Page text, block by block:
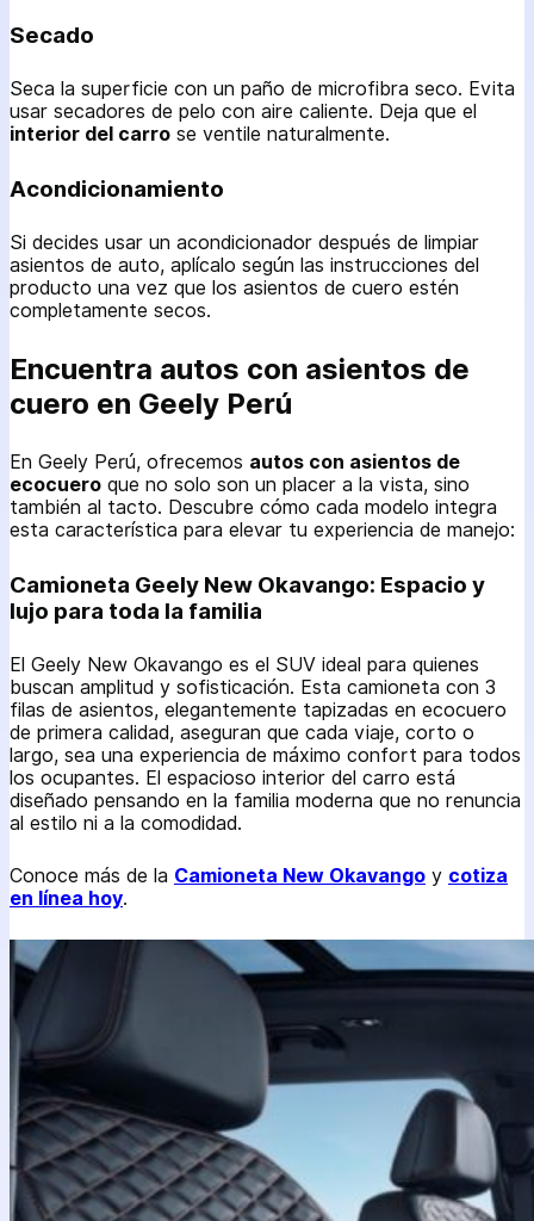
Secado
Seca la superficie con un paño de microfibra seco. Evita
usar secadores de pelo con aire caliente. Deja que el
interior del carro se ventile naturalmente.
Acondicionamiento
Si decides usar un acondicionador después de limpiar
asientos de auto, aplícalo según las instrucciones del
producto una vez que los asientos de cuero estén
completamente secos.
Encuentra autos con asientos de
cuero en Geely Perú
En Geely Perú, ofrecemos autos con asientos de
ecocuero que no solo son un placer a la vista, sino
también al tacto. Descubre cómo cada modelo integra
esta característica para elevar tu experiencia de manejo:
Camioneta Geely New Okavango: Espacio y
lujo para toda la familia
El Geely New Okavango es el SUV ideal para quienes
buscan amplitud y sofisticación. Esta camioneta con 3
filas de asientos, elegantemente tapizadas en ecocuero
de primera calidad, aseguran que cada viaje, corto o
largo, sea una experiencia de máximo confort para todos
los ocupantes. El espacioso interior del carro está
diseñado pensando en la familia moderna que no renuncia
al estilo ni a la comodidad.
Conoce más de la Camioneta New Okavango y cotiza
en línea hoy.